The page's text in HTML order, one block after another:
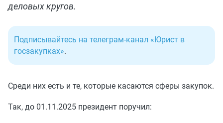
деловых кругов.
Подписывайтесь на телеграм-канал «Юрист в
госзакупках».
Среди них есть и те, которые касаются сферы закупок.
Так, до 01.11.2025 президент поручил: